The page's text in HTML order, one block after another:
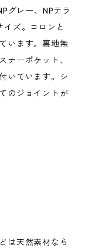
グレー、NPテラ
イズ。コロンと
います。裏地無
ナーポケット、
いています。シ
のジョイントが
は天然素材なら